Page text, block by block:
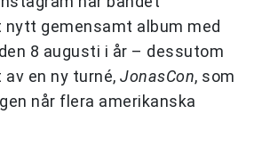
gemensamt album med
8 augusti i år – dessutom
en ny turné, JonasCon, som
når flera amerikanska